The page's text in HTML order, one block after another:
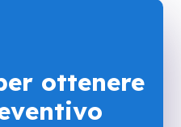
ottenere